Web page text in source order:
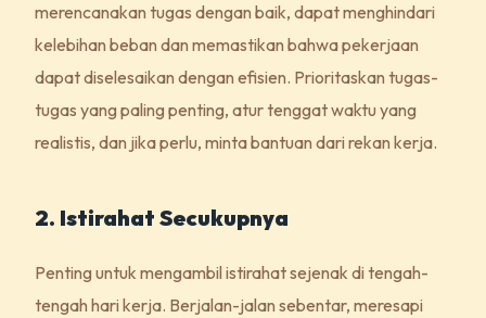
merencanakan tugas dengan baik, dapat menghindari
kelebihan beban dan memastikan bahwa pekerjaan
dapat diselesaikan dengan efisien. Prioritaskan tugas-
tugas yang paling penting, atur tenggat waktu yang
realistis, dan jika perlu, minta bantuan dari rekan kerja.
2. Istirahat Secukupnya
Penting untuk mengambil istirahat sejenak di tengah-
tengah hari kerja. Berjalan-jalan sebentar, meresapi